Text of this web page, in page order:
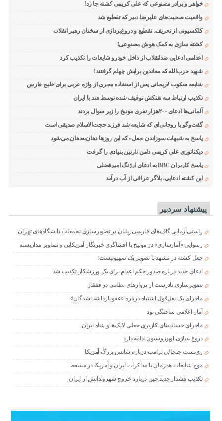
خواهر و برادر مصنوعی که علی کریمی کشته جا زد!
واقعیت صحبت‌های علیرضا دبیر که تقطیع شد
کلکسیونی از تحریف، تقطیع و دروغ‌پردازی از سخنان رهبر انقلاب
کشته سازی به کمک هوش مصنوعی!
اعدامی ادعایی ضدانقلاب از داخل خودرو شایعات را تکذیب کرد
شهید حزب‌الله که معاندین برایش چهلم گرفتند!
شایعه سکوت لاریجانی پس از استفاده مجری از واژه عربی برای خلیج فارس
تکذیب ارتباط سه نفتکش توقیف شده توسط هند با ایران
آلمانی‌ها ادعای ۲۰۰هزار نفری مونیخ را زیر سوال بردند
گفت‌وگو با روحانی‌ای که شایعه شد فرزند حجت‌الاسلام صدیقی است
پاسخ به شبهات سوزاندن «بعل» که این روزها دهان‌به‌دهان می‌شود
دیکتاتوری علی کریمی دامن نازنین بنیادی را گرفت
پاسخ کاربران BBC به ادعای ارژنگ امیرفضلی
این کشته ادعایی، بلاگر عراقی از آب درآمد
پیشنهاد سردبیر
راستی‌آزمایی گاف‌های فارسی‌زبانان در تصویرسازی تجمعات دانشگاه‌های تهران
رسوایی «آمارسازی» در مونیخ با افشاگری خبرنگار آمریکایی و تصاویر مداربسته
جعل کشته در مشهد با تصویر یک صهیونیست؛
ادعای جدید درباره صدور حکم اعدام برای یک ورزشکار تکذیب شد
تصویرسازی نادرست از پروازهای نظامی در قفقاز
ماجرای یک نقل‌قول اشتباه درباره «عفو بازداشت‌شدگان»
آمار اعلامی ساختگی بود
ماجرای حساب‌های کاربری جعلی لایک‌ها و شاه ایران
دروغ سازی اوپوزوسیون ادامه دارد
ری‌پست جنجالی ترامپ درباره شانس بزرگ آمریکا
موج شایعات همزمان با مذاکرات ایران و آمریکا در مسقط
تکذیب هشدار جدید چین درباره خروج شهروندانش از ایران